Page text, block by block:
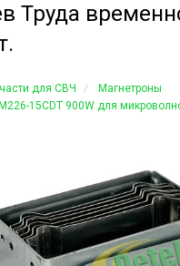
Труда
для СВЧ
Магнетроны
15CDT 900W для